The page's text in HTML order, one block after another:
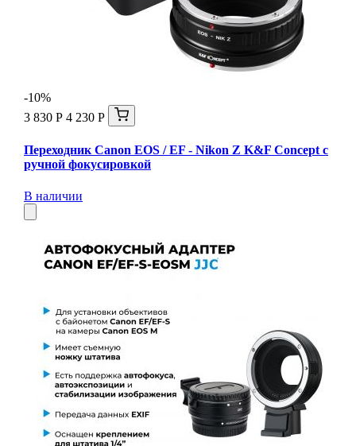
-10%
3 830 Р 4 230 Р
Переходник Canon EOS / EF - Nikon Z K&F Concept с
ручной фокусировкой
В наличии